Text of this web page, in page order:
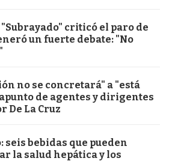
criticó el paro de
un fuerte debate: "No
no se concretará" a "está
de agentes y dirigentes
De La Cruz
seis bebidas que pueden
la salud hepática y los